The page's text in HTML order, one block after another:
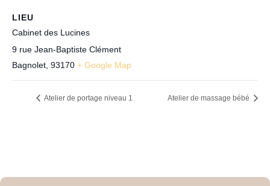
LIEU
Cabinet des Lucines
9 rue Jean-Baptiste Clément
Bagnolet 93170 + Google Map
Atelier de portage niveau 1 Atelier de massage bébé